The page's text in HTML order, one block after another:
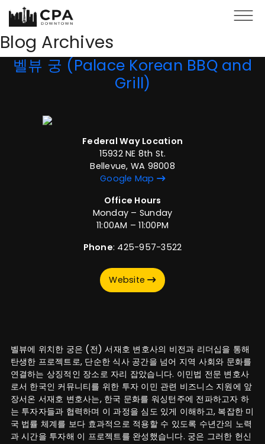
Skip to main content
Blog Archives
벨뷰 궁 (Palace Korean BBQ and
Grill)
Federal Way Location
15932 NE 8th St.
Bellevue, WA 98008
Google Map
Office Hours
Monday – Sunday
11:00AM – 11:00PM
Phone: 425-957-3522
Website
벨뷰에 위치한 궁은 (전) 서재호 변호사의 비전과 리더십을 통해
탄생한 프로젝트로, 단순한 식사 공간을 넘어 지역 사회와 문화를
연결하는 상징적인 장소로 자리 잡았습니다. 이민법 전문 변호사
로서 한국인 커뮤니티를 위한 투자 이민 관련 비즈니스 지원에 앞
장서온 서재호 변호사는, 한국 문화를 워싱턴주에 전파하고자 하
는 투자자들과 협력하며 이 과정을 심도 있게 이해하고, 복잡한 미
국 법률 체계를 보다 효과적으로 적용할 수 있도록 수년간의 노력
과 시간을 투자해 이 프로젝트를 완성했습니다. 궁은 그러한 헌신